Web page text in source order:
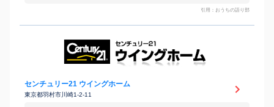
引用：おうちの語り部
センチュリー21 ウイングホーム
東京都羽村市川崎1-2-11